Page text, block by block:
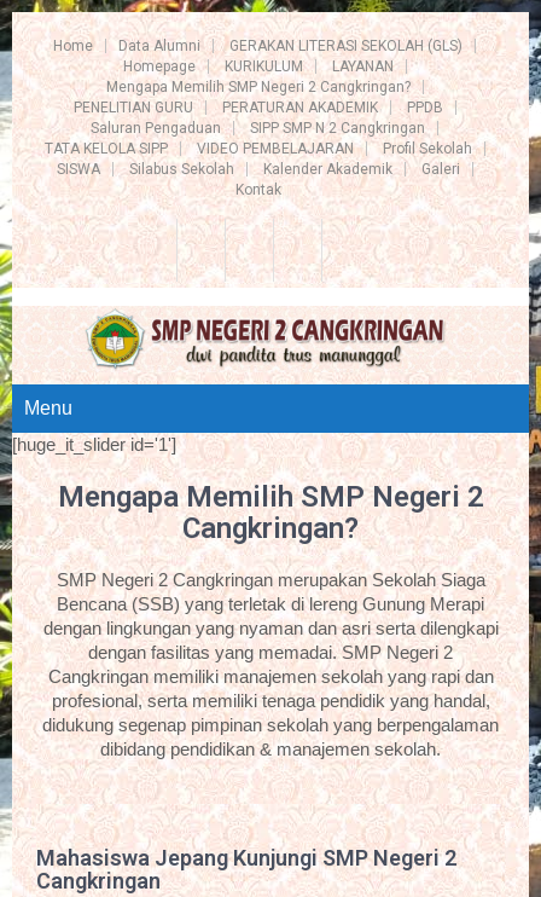
Home Data Alumni
GERAKAN LITERASI SEKOLAH (GLS)
Homepage
KURIKULUM
LAYANAN
Mengapa Memilih SMP Negeri 2 Cangkringan?
PENELITIAN GURU
PERATURAN AKADEMIK
PPDB
Saluran Pengaduan
SIPP SMP N 2 Cangkringan
TATA KELOLA SIPP
VIDEO PEMBELAJARAN
Profil Sekolah
SISWA
Silabus Sekolah Kalender Akademik
Galeri
Kontak
Menu
[huge_it_slider id='1']
Mengapa Memilih SMP Negeri 2
Cangkringan?
SMP Negeri 2 Cangkringan merupakan Sekolah Siaga
Bencana (SSB) yang terletak di lereng Gunung Merapi
dengan lingkungan yang nyaman dan asri serta dilengkapi
dengan fasilitas yang memadai. SMP Negeri 2
Cangkringan memiliki manajemen sekolah yang rapi dan
profesional, serta memiliki tenaga pendidik yang handal,
didukung segenap pimpinan sekolah yang berpengalaman
dibidang pendidikan & manajemen sekolah.
Mahasiswa Jepang Kunjungi SMP Negeri 2
Cangkringan